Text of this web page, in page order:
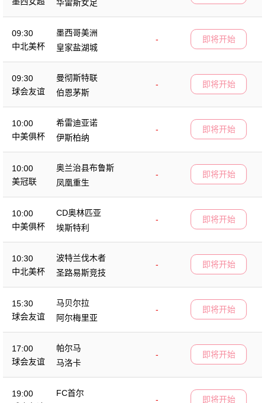
华雷斯女足
09:30
中北美杯
墨西哥美洲
-
皇家盐湖城
即将开始
09:30
球会友谊
曼彻斯特联
-
伯恩茅斯
即将开始
10:00
中美俱杯
希雷迪亚诺
-
伊斯柏纳
即将开始
10:00
美冠联
奥兰治县布鲁斯
-
凤凰重生
即将开始
10:00
中美俱杯
CD奥林匹亚
-
埃斯特利
即将开始
10:30
中北美杯
波特兰伐木者
-
圣路易斯竞技
即将开始
15:30
球会友谊
马贝尔拉
-
阿尔梅里亚
即将开始
17:00
球会友谊
帕尔马
-
马洛卡
即将开始
19:00
FC首尔
-
即将开始